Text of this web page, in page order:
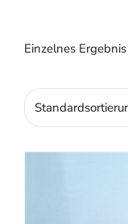
Einzelnes